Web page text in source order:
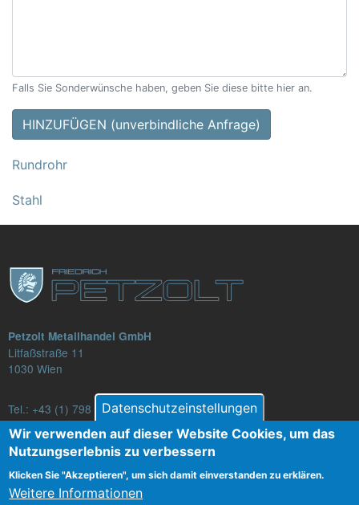
Falls Sie Sonderwünsche haben, geben Sie diese bitte hier an.
HINZUFÜGEN (unverbindliche Anfrage)
Rundrohr
Stahl
Petzolt Metallhandel GmbH
Litfaßstraße 11
1030 Wien
Tel.: +43 (1) 798 82 88-16
E-Mail: verkauf@petzolt.at
Datenschutzeinstellungen
Wir verwenden auf dieser Website Cookies, um das
Nutzungserlebnis zu verbessern
Klicken Sie "Akzeptieren", um sich damit einverstanden zu erklären.
Weitere Informationen